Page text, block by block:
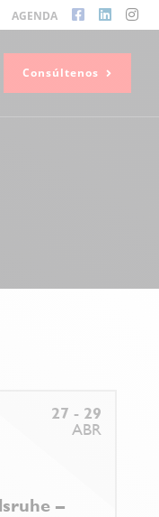
AGENDA
Consúltenos
27 - 29
ABR
–